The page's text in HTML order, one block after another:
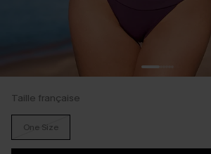
Taille française
One Size